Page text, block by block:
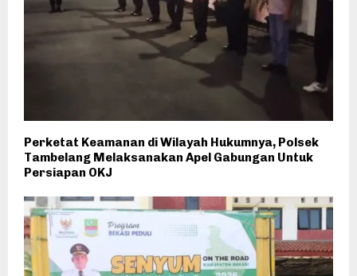
Perketat Keamanan di Wilayah Hukumnya, Polsek
Tambelang Melaksanakan Apel Gabungan Untuk
Persiapan OKJ